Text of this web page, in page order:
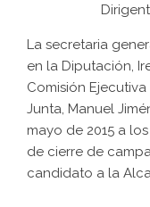
La secretaria
en la Diputación,
Comisión
Junta, Manuel
mayo de 2015 a
de cierre de
candidato a la